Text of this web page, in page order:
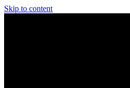
Skip to content